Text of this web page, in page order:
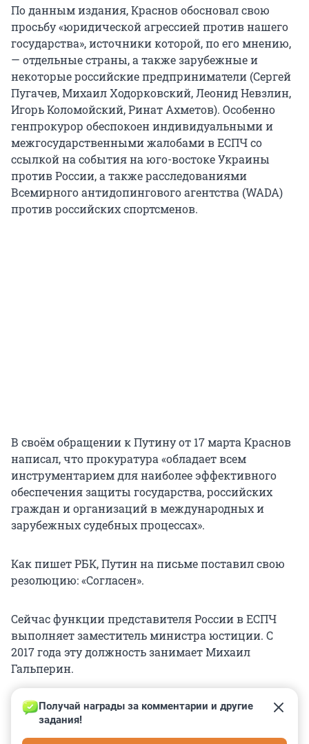
По данным издания, Краснов обосновал свою
просьбу «юридической агрессией против нашего
государства», источники которой, по его мнению,
— отдельные страны, а также зарубежные и
некоторые российские предприниматели (Сергей
Пугачев, Михаил Ходорковский, Леонид Невзлин,
Игорь Коломойский, Ринат Ахметов). Особенно
генпрокурор обеспокоен индивидуальными и
межгосударственными жалобами в ЕСПЧ со
ссылкой на события на юго-востоке Украины
против России, а также расследованиями
Всемирного антидопингового агентства (WADA)
против российских спортсменов.
В своём обращении к Путину от 17 марта Краснов
написал, что прокуратура «обладает всем
инструментарием для наиболее эффективного
обеспечения защиты государства, российских
граждан и организаций в международных и
зарубежных судебных процессах».
Как пишет РБК, Путин на письме поставил свою
резолюцию: «Согласен».
Сейчас функции представителя России в ЕСПЧ
выполняет заместитель министра юстиции. С
2017 года эту должность занимает Михаил
Гальперин.
Получай награды за комментарии и другие
задания!